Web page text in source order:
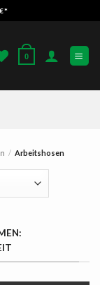
0
/ Arbeitshosen